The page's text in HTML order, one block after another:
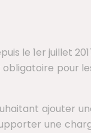
le 1er juillet
pour
ajouter
une